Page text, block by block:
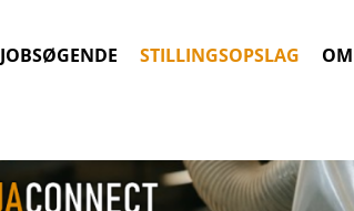
JOBSØGENDE STILLINGSOPSLAG